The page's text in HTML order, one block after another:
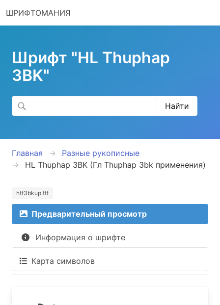
ШРИФТОМАНИЯ
Шрифт "HL Thuphap
3BK"
Главная
Разные рукописные
HL Thuphap 3BK (Гл Thuphap 3bk применения)
htf3bkup.ttf
Предварительный просмотр
Информация о шрифте
Карта символов